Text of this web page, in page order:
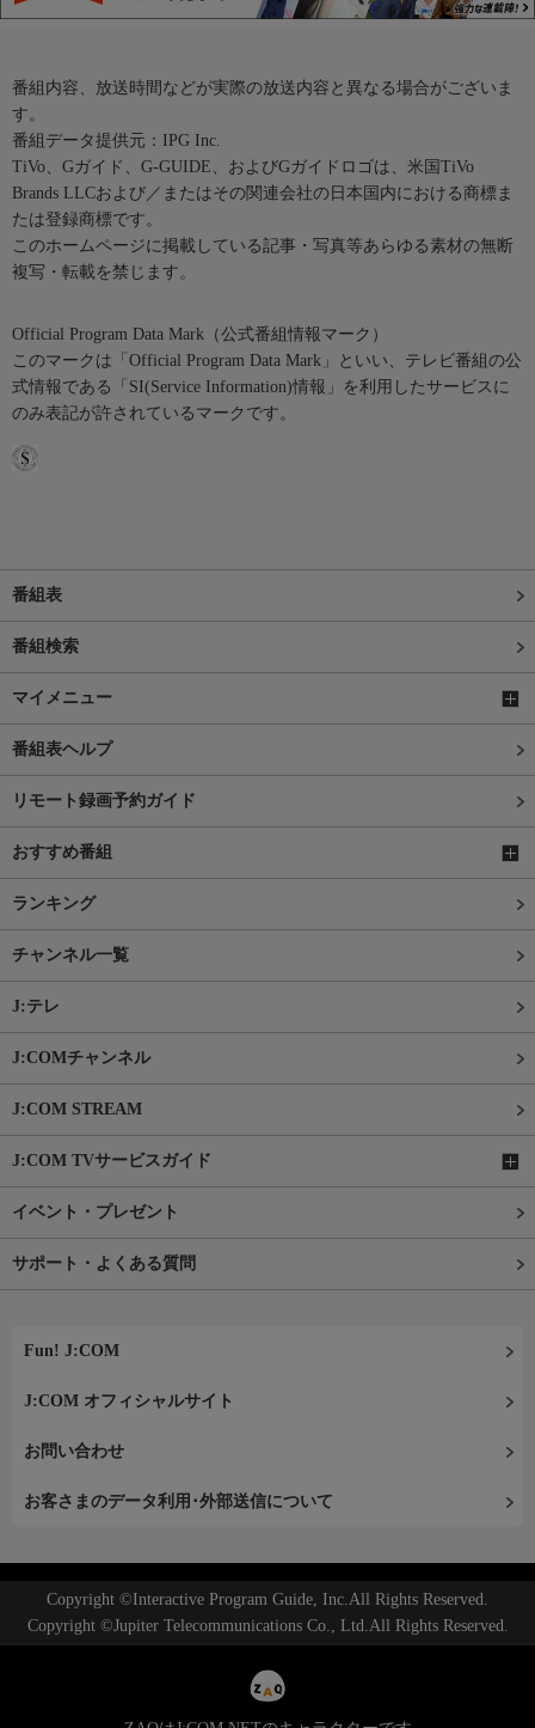
番組内容、放送時間などが実際の放送内容と異なる場合がございま
す。
番組データ提供元：IPG Inc.
TiVo、Gガイド、G-GUIDE、およびGガイドロゴは、米国TiVo
Brands LLCおよび／またはその関連会社の日本国内における商標ま
たは登録商標です。
このホームページに掲載している記事・写真等あらゆる素材の無断
複写・転載を禁じます。
Official Program Data Mark（公式番組情報マーク）
このマークは「Official Program Data Mark」といい、テレビ番組の公
式情報である「SI(Service Information)情報」を利用したサービスに
のみ表記が許されているマークです。
番組表
番組検索
マイメニュー
番組表ヘルプ
リモート録画予約ガイド
おすすめ番組
ランキング
チャンネル一覧
J:テレ
J:COMチャンネル
J:COM STREAM
J:COM TVサービスガイド
イベント・プレゼント
サポート・よくある質問
Fun! J:COM
J:COM オフィシャルサイト
お問い合わせ
お客さまのデータ利用･外部送信について
Copyright ©Interactive Program Guide, Inc.All Rights Reserved.
Copyright ©Jupiter Telecommunications Co., Ltd.All Rights Reserved.